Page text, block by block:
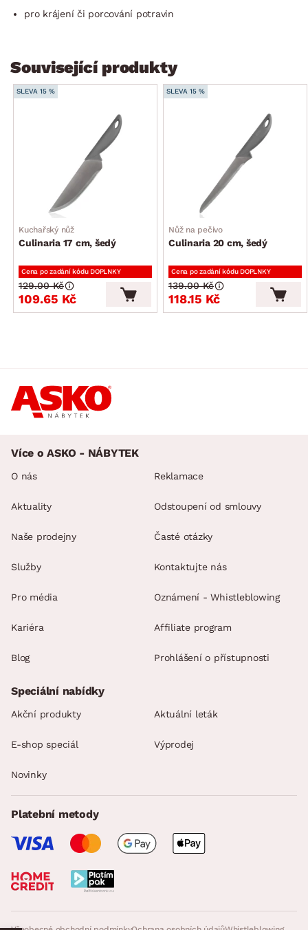
pro krájení či porcování potravin
Související produkty
SLEVA 15 %
Kuchařský nůž
Culinaria 17 cm, šedý
Cena po zadání kódu DOPLNKY
109.65 Kč
129.00 Kč
SLEVA 15 %
Nůž na pečivo
Culinaria 20 cm, šedý
Cena po zadání kódu DOPLNKY
118.15 Kč
139.00 Kč
Více o ASKO - NÁBYTEK
O nás
Aktuality
Naše prodejny
Služby
Pro média
Kariéra
Blog
Reklamace
Odstoupení od smlouvy
Časté otázky
Kontaktujte nás
Oznámení - Whistleblowing
Affiliate program
Prohlášení o přístupnosti
Speciální nabídky
Akční produkty Aktuální leták
E-shop speciál Výprodej
Novinky
Platební metody